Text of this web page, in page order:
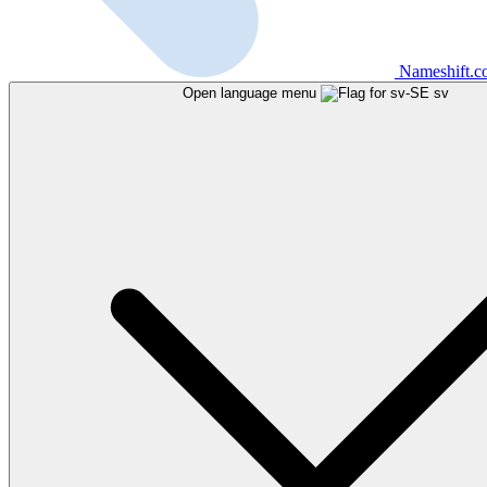
Open language menu sv